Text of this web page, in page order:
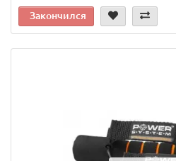
Закончился